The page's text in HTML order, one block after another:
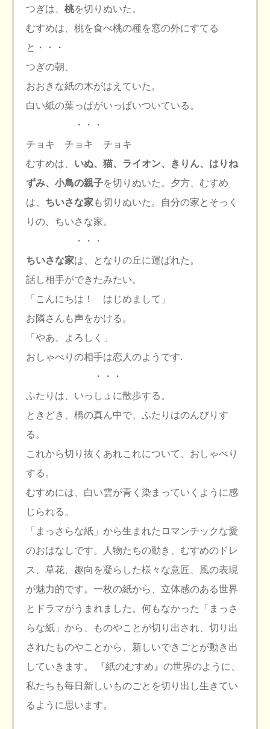
つぎは、 桃を切りぬいた。
むすめは、桃を食べ桃の種を窓の外にすてる
と・・・
つぎの朝、
おおきな紙の木がはえていた。
白い紙の葉っぱがいっぱいついている。
・・・
チョキ チョキ チョキ
むすめは、 いぬ、猫、ライオン、きりん、はりね
ずみ、小鳥の親子を切りぬいた。夕方、むすめ
は、 ちいさな家も切りぬいた。自分の家とそっく
りの、ちいさな家。
・・・
ちいさな家は、となりの丘に運ばれた。
話し相手ができたみたい。
「こんにちは！ はじめまして」
お隣さんも声をかける。
「やあ、よろしく」
おしゃべりの相手は恋人のようです.
・・・
ふたりは、いっしょに散歩する。
ときどき、橋の真ん中で、ふたりはのんびりす
る。
これから切り抜くあれこれについて、おしゃべり
する。
むすめには、白い雲が青く染まっていくように感
じられる。
「まっさらな紙」から生まれたロマンチックな愛
のおはなしです。人物たちの動き、むすめのドレ
ス、草花、趣向を凝らした様々な意匠、風の表現
が魅力的です。一枚の紙から、立体感のある世界
とドラマがうまれました。何もなかった「まっさ
らな紙」から、ものやことが切り出され、切り出
されたものやことから、新しいできごとが動き出
していきます。 『紙のむすめ』の世界のように、
私たちも毎日新しいものごとを切り出し生きてい
るように思います。